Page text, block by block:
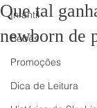
Infantil
Bebês
Promoções
Dica de Leitura
Que tal
newborn de